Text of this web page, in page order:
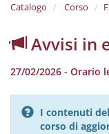
Catalogo Corso
Avvisi in
27/02/2026 - Orario
I contenuti
corso di